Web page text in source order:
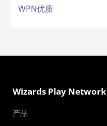
WPN优质
Wizards Play Network
产品